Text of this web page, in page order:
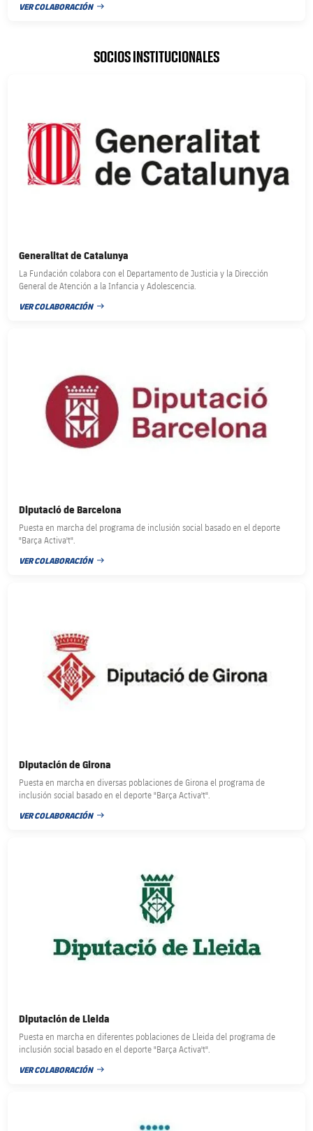
VER COLABORACIÓN
FECHA DE PUBLICACIÓN
SOCIOS INSTITUCIONALES
Generalitat de Catalunya
La Fundación colabora con el Departamento de Justicia y la Dirección
General de Atención a la Infancia y Adolescencia.
VER COLABORACIÓN
FECHA DE PUBLICACIÓN
Diputació de Barcelona
Puesta en marcha del programa de inclusión social basado en el deporte
"Barça Activa't".
VER COLABORACIÓN
FECHA DE PUBLICACIÓN
Diputación de Girona
Puesta en marcha en diversas poblaciones de Girona el programa de
inclusión social basado en el deporte "Barça Activa't".
VER COLABORACIÓN
FECHA DE PUBLICACIÓN
Diputación de Lleida
Puesta en marcha en diferentes poblaciones de Lleida del programa de
inclusión social basado en el deporte "Barça Activa't".
VER COLABORACIÓN
FECHA DE PUBLICACIÓN